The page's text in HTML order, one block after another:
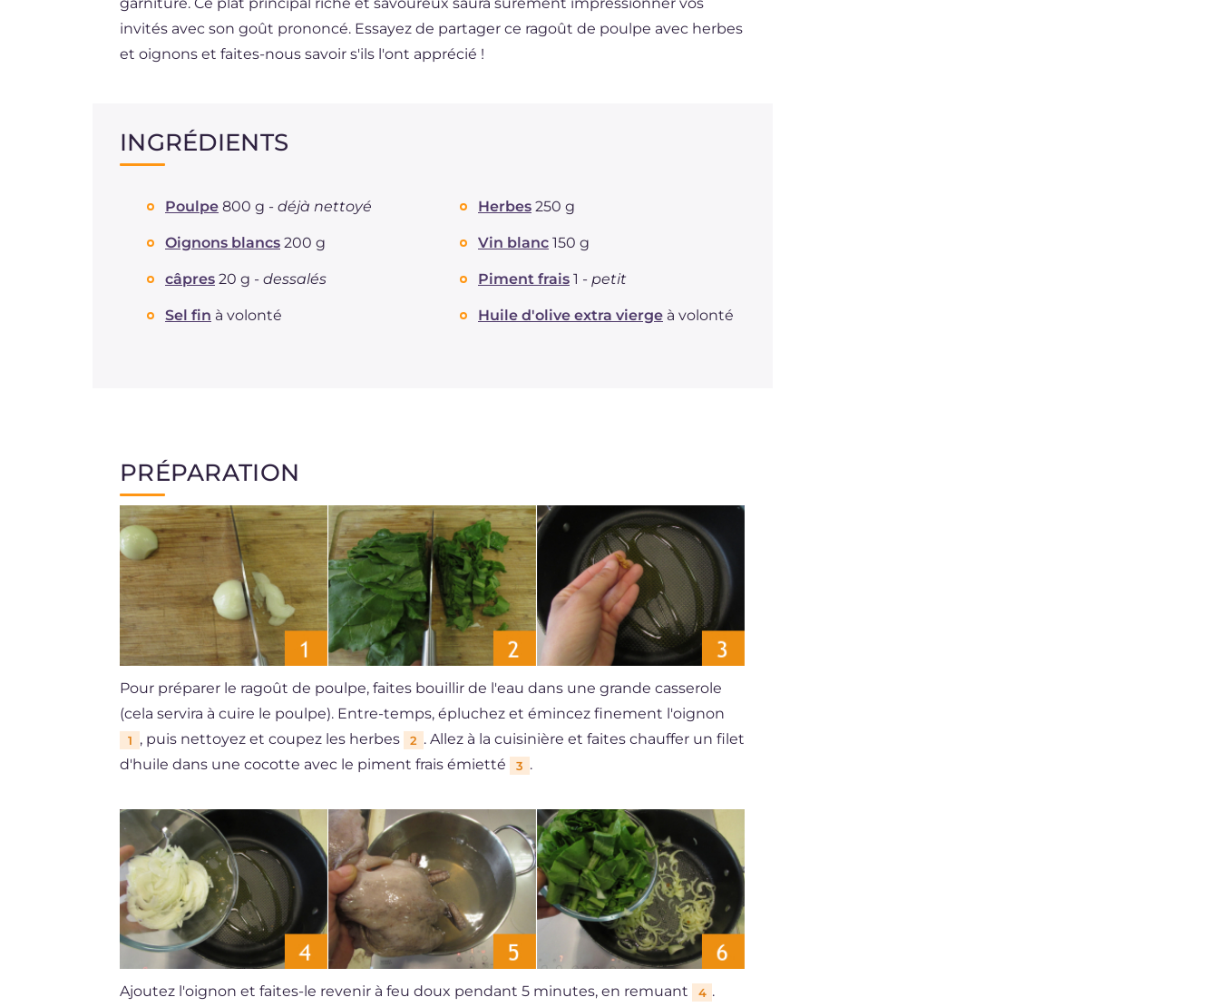
NL
invités avec son goût prononcé. Essayez de partager ce ragoût de poulpe avec herbes
et oignons et faites-nous savoir s'ils l'ont apprécié !
INGRÉDIENTS
Poulpe 800 g - déjà nettoyé Herbes 250 g
Oignons blancs 200 g Vin blanc 150 g
câpres 20 g - dessalés Piment frais 1 - petit
Sel fin à volonté Huile d'olive extra vierge à volonté
PRÉPARATION
Pour préparer le ragoût de poulpe, faites bouillir de l'eau dans une grande casserole
(cela servira à cuire le poulpe). Entre-temps, épluchez et émincez finement l'oignon
1 , puis nettoyez et coupez les herbes 2 . Allez à la cuisinière et faites chauffer un filet
d'huile dans une cocotte avec le piment frais émietté
3 .
Ajoutez l'oignon et faites-le revenir à feu doux pendant 5 minutes, en remuant 4 .